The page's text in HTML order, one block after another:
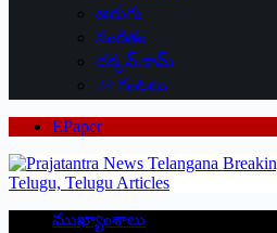
అరుగు
సంకేతం
దక్కన్.కామ్
24 గంటలు
EPaper
ముఖ్యాంశాలు